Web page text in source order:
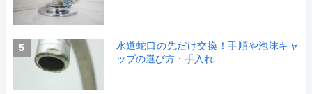
5
水道蛇口の先だけ交換！手順や泡沫キャ
ップの選び方・手入れ